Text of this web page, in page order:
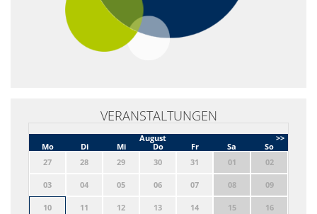
VERANSTALTUNGEN
>>
August
Mo
Di Mi Do Fr Sa
So
27
28 29 30 31 01 02
03 04 05 06 07 08 09
10 11 12 13 14 15 16